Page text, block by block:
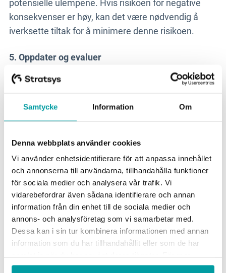
Samtycke Information Om
Denna webbplats använder cookies
Vi använder enhetsidentifierare för att anpassa innehållet
och annonserna till användarna, tillhandahålla funktioner
för sociala medier och analysera vår trafik. Vi
vidarebefordrar även sådana identifierare och annan
information från din enhet till de sociala medier och
annons- och analysföretag som vi samarbetar med.
Dessa kan i sin tur kombinera informationen med annan
information som du har tillhandahållit eller som de har
information, se vårintegritetspolicy.
potensielle ulempene. Hvis risikoen for negative
konsekvenser er høy, kan det være nødvendig å
iverksette tiltak for å minimere denne risikoen.
5. Oppdater og evaluer
Det siste trinnet i en konsekvensanalyse er å
implementere beslutningen og evaluere resultatet.
beslutningen har fungert i praksis. Hvis det finnes
justere strategien eller iverksette ytterligere tiltak
for å håndtere disse konsekvensene.
Trenger organisasjonen din hjelp til å effektivisere
risiko-arbeidet? OppdagStratsys Risiko & Kontroll
en enklere måte å jobbe med risikohåndtering på.